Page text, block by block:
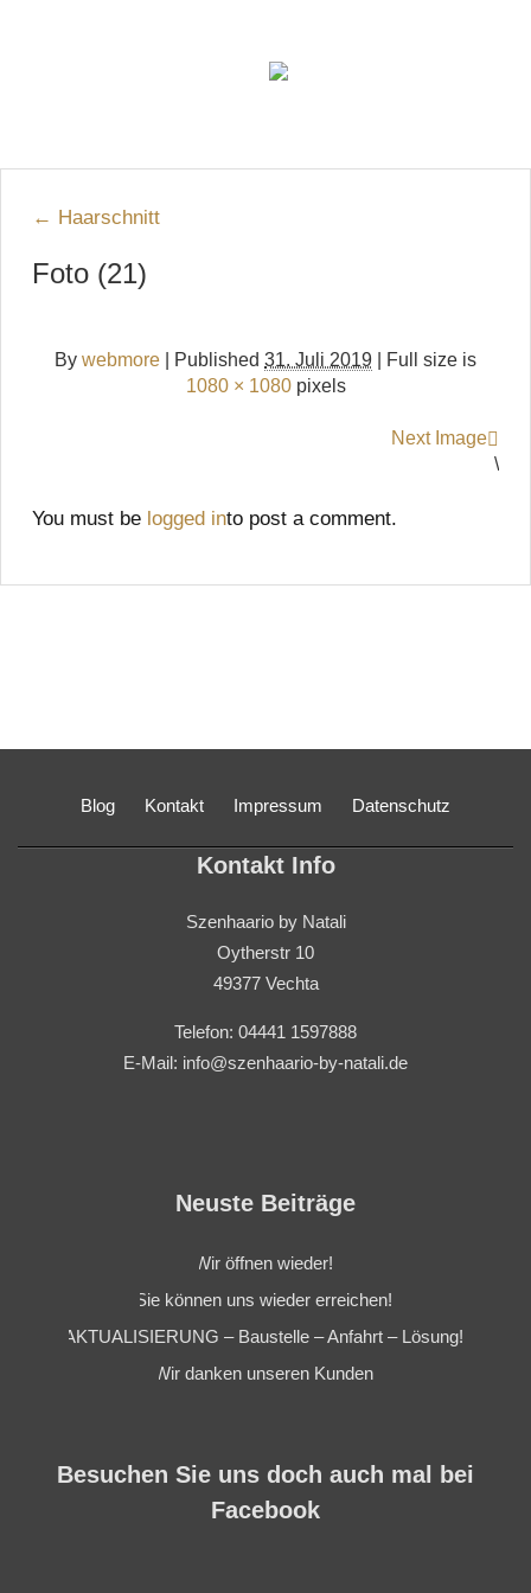
← Haarschnitt
Foto (21)
By webmore Published 31. Juli 2019 | Full size is
1080 × 1080pixels
Next Image
\
You must be logged into post a comment.
Blog Kontakt Impressum Datenschutz
Kontakt Info
Szenhaario by Natali
Oytherstr 10
49377 Vechta
Telefon: 04441 1597888
E-Mail: info@szenhaario-by-natali.de
Neuste Beiträge
Wir öffnen wieder!
Sie können uns wieder erreichen!
AKTUALISIERUNG – Baustelle – Anfahrt – Lösung!
Wir danken unseren Kunden
Besuchen Sie uns doch auch mal bei
Facebook